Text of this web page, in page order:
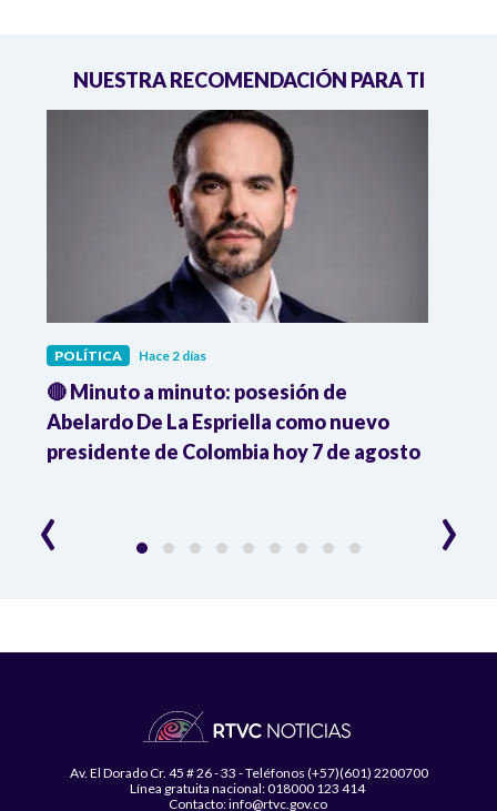
NUESTRA RECOMENDACIÓN PARA TI
POLÍTICA Hace 2 días
🔴 Minuto a minuto: posesión de
Abelardo De La Espriella como nuevo
presidente de Colombia hoy 7 de agosto
‹ ›
Av. El Dorado Cr. 45 # 26 - 33 - Teléfonos (+57)(601) 2200700
Línea gratuita nacional: 018000 123 414
Contacto: info@rtvc.gov.co